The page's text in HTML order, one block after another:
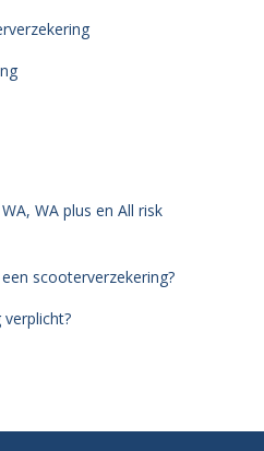
WA plus en All risk
scooterverzekering?